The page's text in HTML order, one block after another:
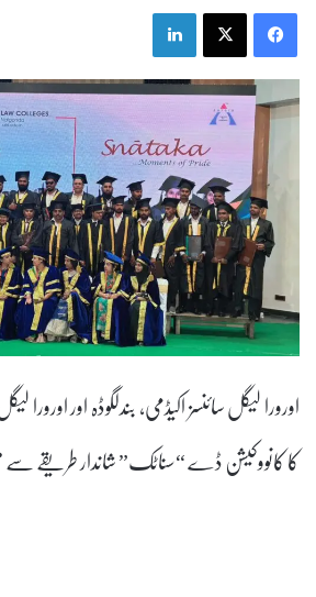
Facebook
X
اورورا لیگل سائنسز اکیڈمی، بندلگوڈہ اور اورورا
کا کانووکیشن ڈے “سناٹک” شاندار طریقے سے